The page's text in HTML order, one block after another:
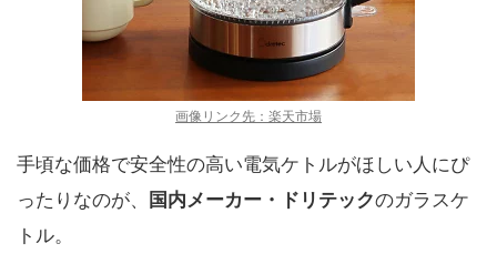
画像リンク先：楽天市場
手頃な価格で安全性の高い電気ケトルがほしい人にぴ
ったりなのが、
国内メーカー・ドリテックのガラスケ
トル。